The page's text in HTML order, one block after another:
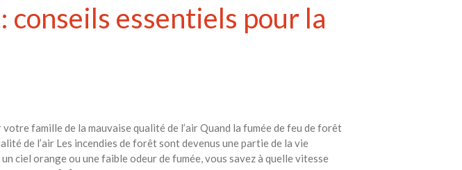
conseils essentiels pour la
famille de la mauvaise qualité de l’air Quand la fumée de feu de forêt
de l’air Les incendies de forêt sont devenus une partie de la vie
ciel orange ou une faible odeur de fumée, vous savez à quelle vitesse